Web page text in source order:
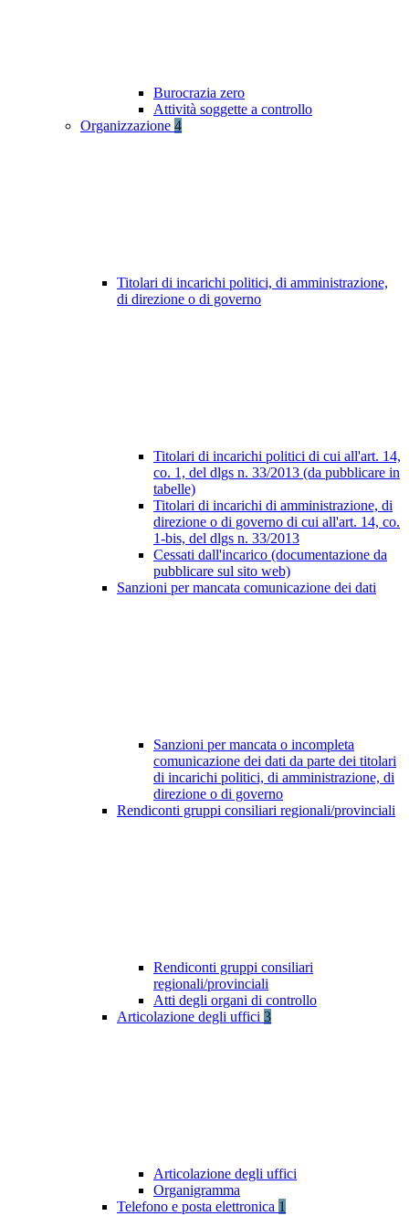
Burocrazia zero
Attività soggette a controllo
Organizzazione 4
Titolari di incarichi politici, di amministrazione,
di direzione o di governo
Titolari di incarichi politici di cui all'art. 14,
co. 1, del dlgs n. 33/2013 (da pubblicare in
tabelle)
Titolari di incarichi di amministrazione, di
direzione o di governo di cui all'art. 14, co.
1-bis, del dlgs n. 33/2013
Cessati dall'incarico (documentazione da
pubblicare sul sito web)
Sanzioni per mancata comunicazione dei dati
Sanzioni per mancata o incompleta
comunicazione dei dati da parte dei titolari
di incarichi politici, di amministrazione, di
direzione o di governo
Rendiconti gruppi consiliari regionali/provinciali
Rendiconti gruppi consiliari
regionali/provinciali
Atti degli organi di controllo
Articolazione degli uffici 3
Articolazione degli uffici
Organigramma
Telefono e posta elettronica 1